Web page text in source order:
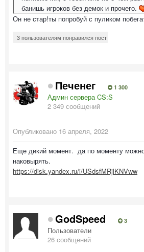
банишь игроков без демок и прочего.
Он не стар!ты попробуй с пуликом
3 пользователям понравился пост
Печенег 1 300
Админ сервера CS:S
2 349 сообщений
Опубликовано 16 апреля, 2022
Еще дикий момент. да по моменту
наковырять.
https://disk.yandex.ru/i/USdsfMRjlKNVww
GodSpeed 3
Пользователи
26 сообщений